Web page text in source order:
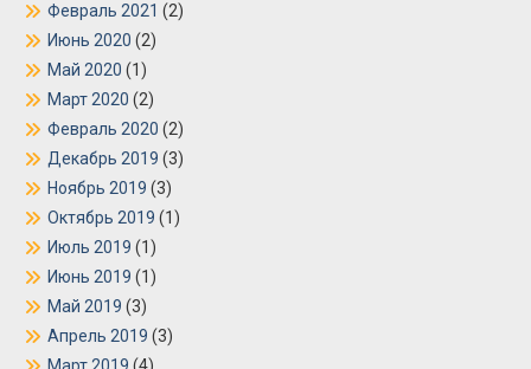
Февраль 2021 (2)
Июнь 2020 (2)
Май 2020 (1)
Март 2020 (2)
Февраль 2020 (2)
Декабрь 2019 (3)
Ноябрь 2019 (3)
Октябрь 2019 (1)
Июль 2019 (1)
Июнь 2019 (1)
Май 2019 (3)
Апрель 2019 (3)